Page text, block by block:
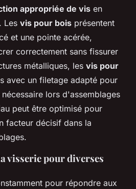
appropriée de vis en
Les vis pour bois présentent
et une pointe acérée,
correctement sans fissurer
métalliques, les vis pour
avec un filetage adapté pour
lors d'assemblages
peut être optimisé pour
facteur décisif dans la
visserie pour diverses
pour répondre aux